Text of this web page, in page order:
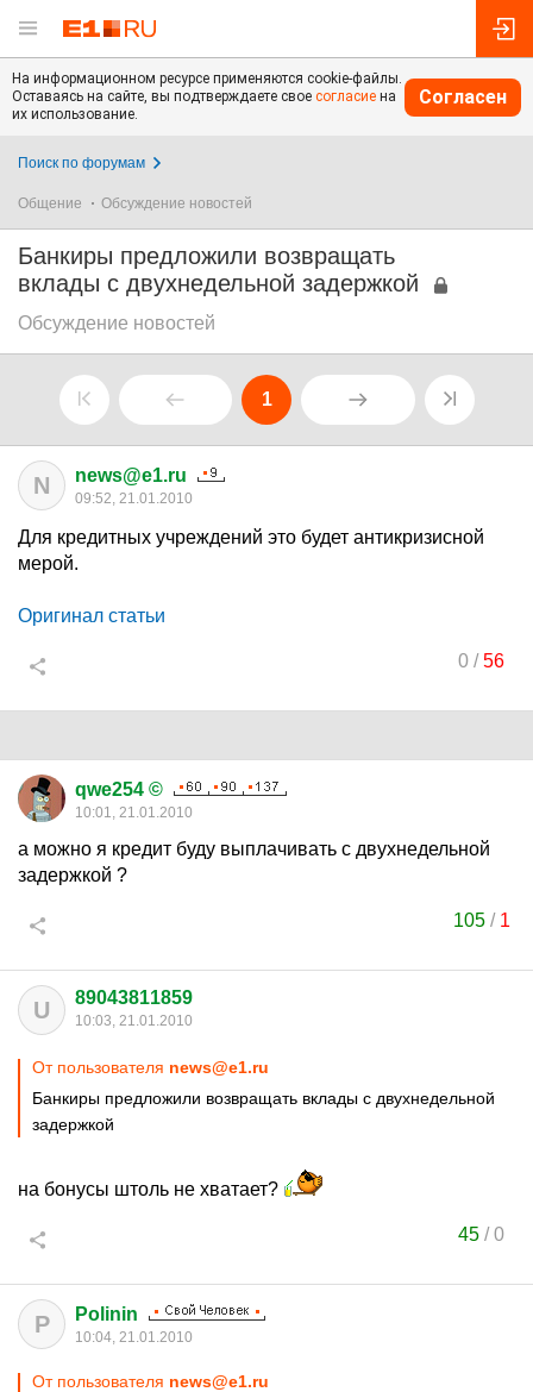
На информационном ресурсе применяются cookie-файлы.
Оставаясь на сайте, вы подтверждаете свое согласие на
их использование.
Согласен
Поиск по форумам
Общение Обсуждение новостей
Банкиры предложили возвращать
вклады с двухнедельной задержкой
Обсуждение новостей
1
N news@e1.ru
09:52, 21.01.2010
Для кредитных учреждений это будет антикризисной
мерой.
Оригинал статьи
0 /56
qwe254 ©
10:01, 21.01.2010
а можно я кредит буду выплачивать с двухнедельной
задержкой ?
105/ 1
U 89043811859
10:03, 21.01.2010
От пользователя news@e1.ru
Банкиры предложили возвращать вклады с двухнедельной
задержкой
на бонусы штоль не хватает?
45 /0
P Polinin
10:04, 21.01.2010
От пользователя news@e1.ru